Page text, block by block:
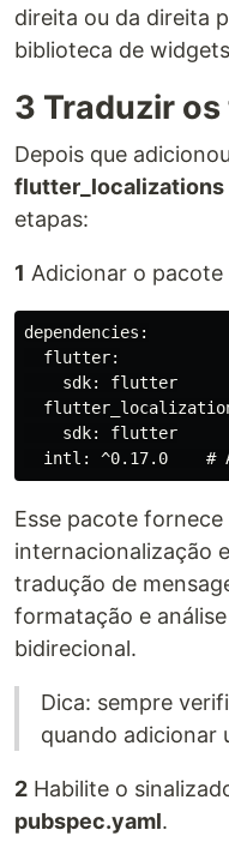
direita ou da direita
biblioteca de
3 Traduzir
Depois que
flutter_localizations
etapas:
1 Adicionar o pacote
dependencies:
  flutter:
    sdk: flutter
    sdk: flutter
Esse pacote
internacionalização
tradução de
formatação e
bidirecional.
Dica: sempre
quando adicionar
2 Habilite o
pubspec.yaml.